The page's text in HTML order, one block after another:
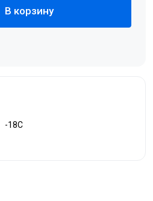
В корзину
-18С